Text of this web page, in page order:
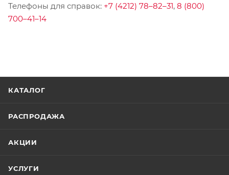
Телефоны для справок: +7 (4212) 78–82–31, 8 (800)
700–41–14
КАТАЛОГ
РАСПРОДАЖА
АКЦИИ
УСЛУГИ